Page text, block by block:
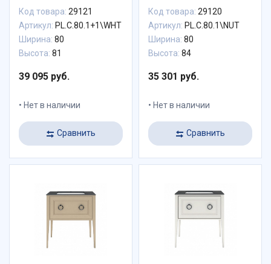
Код товара: 29121
Артикул: PL.C.80.1+1\WHT
Ширина: 80
Высота: 81
39 095 руб.
Нет в наличии
Сравнить
Код товара: 29120
Артикул: PL.C.80.1\NUT
Ширина: 80
Высота: 84
35 301 руб.
Нет в наличии
Сравнить